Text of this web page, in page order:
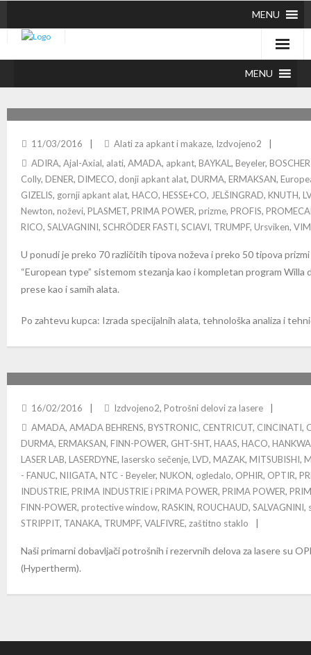
MENU
MENU
11/03/2016 Alati za apkant i makaze, Izdvojeno2
ADIRA, Ajal-Axial, alati, AMADA, apkant, BAYKAL , Beyeler,
Colly, DENER, DIMECO, donji apkant alat, DURMA, ERMAKSAN,
GIZELIS, gornji apkant alat, HACO, HESSE+CO, JELŠINGRAD, KNUTH,
Newton, noževi, PLASMET, PRIMA POWER, prizme, PROFIS,
RICO, SALVAGNINI, SCHRÖDER FASTI, SCIAVI, TRUMPF, Ursviken,
U ponudi je preko 70 različitih tipova noževa i preko 50 tipova
“European type” sistemom stezanja kao i kompletan program Willa
prese kao i samih alata.
Po zahtevu kupca: Izrada specijalnih alata, tehnološka analiza i
16/02/2016 Izdvojeno2, Potrošni delovi za lasere
AMADA, AMADA BEHRENS, BYSTRONIC, CENTRICUT, CINCINATI,
DURMA, ERMAKSAN, FINN-POWER, GHT-SHT, HAAS, HACO,
LASER LAB, LASERDYNE, lasersko sečenje, LVD, MAZAK, MITSUBISHI,
- FANUC, NIIGATA, NTC - Beyeler, NUKON, ogledalo, OPHIR, OPTIR,
INDUSTRIE, PRIMA INDUSTRIE i PRIMA POWER, PRIMA POWER,
FINN-POWER, protective window, RASKIN, ROUCHAUD, SALVAGNINI,
STRIPPIT, TANAKA, TRUMPF, VALFIVRE, zaštitno staklo
Naši primarni dobavljači potrošnih i rezervnih delova za lasere su
(Hypertherm).